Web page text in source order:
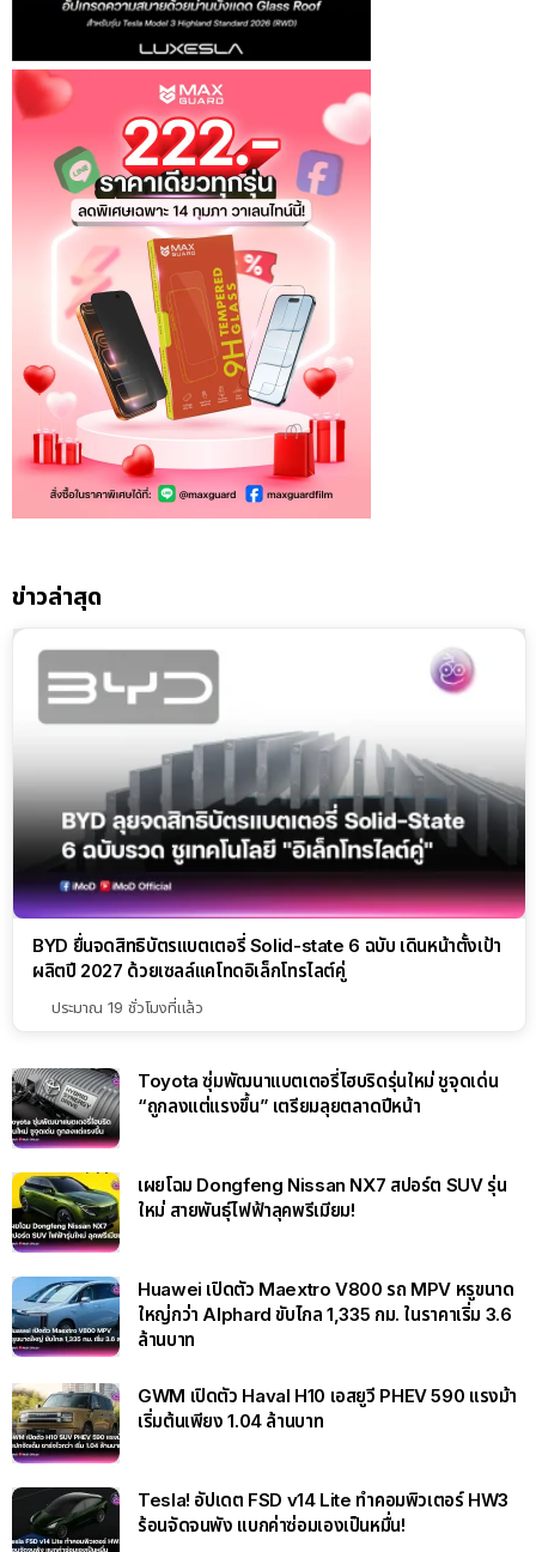
ข่าวล่าสุด
BYD ยื่นจดสิทธิบัตรแบตเตอรี่ Solid-state 6 ฉบับ เดินหน้าตั้งเป้า
ผลิตปี 2027 ด้วยเซลล์แคโทดอิเล็กโทรไลต์คู่
ประมาณ 19 ชั่วโมงที่แล้ว
Toyota ซุ่มพัฒนาแบตเตอรี่ไฮบริดรุ่นใหม่ ชูจุดเด่น
“ถูกลงแต่แรงขึ้น” เตรียมลุยตลาดปีหน้า
เผยโฉม Dongfeng Nissan NX7 สปอร์ต SUV รุ่น
ใหม่ สายพันธุ์ไฟฟ้าลุคพรีเมียม!
Huawei เปิดตัว Maextro V800 รถ MPV หรูขนาด
ใหญ่กว่า Alphard ขับไกล 1,335 กม. ในราคาเริ่ม 3.6
ล้านบาท
GWM เปิดตัว Haval H10 เอสยูวี PHEV 590 แรงม้า
เริ่มต้นเพียง 1.04 ล้านบาท
Tesla! อัปเดต FSD v14 Lite ทำคอมพิวเตอร์ HW3
ร้อนจัดจนพัง แบกค่าซ่อมเองเป็นหมื่น!